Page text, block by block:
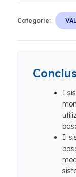
Categorie:
I
Il